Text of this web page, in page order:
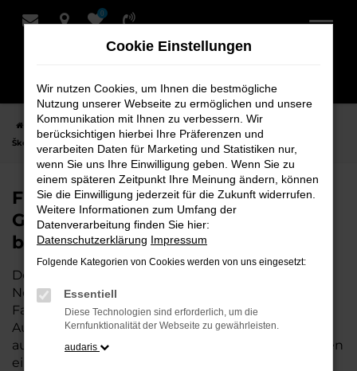
Zum
0
Startseite Nordenham Škoda Škoda Fabia
Finden Sie Ihren
Škoda Fabia Gebrauchtwagen für Nordenham bei Schmidt + Koch
Finden Sie Ihren Škoda Fabia
Gebrauchtwagen für Nordenham
bei Schmidt + Koch
Der Škoda Fabia ist die perfekte Wahl für alle in
Nordenham, die ein zuverlässiges und modernes
Fahrzeug suchen.Mit seiner erstklassigen
Ausstattung, der niedrigen Laufleistung und der
ausgezeichneten Pflege ist dieser Gebrauchtwagen
eine kostengünstige Alternative zum Neuwagen,
Cookie Einstellungen
Wir nutzen Cookies, um Ihnen die bestmögliche
Nutzung unserer Webseite zu ermöglichen und unsere
Kommunikation mit Ihnen zu verbessern. Wir
berücksichtigen hierbei Ihre Präferenzen und
verarbeiten Daten für Marketing und Statistiken nur,
wenn Sie uns Ihre Einwilligung geben. Wenn Sie zu
einem späteren Zeitpunkt Ihre Meinung ändern, können
Sie die Einwilligung jederzeit für die Zukunft widerrufen.
Weitere Informationen zum Umfang der
Datenverarbeitung finden Sie hier:
Datenschutzerklärung Impressum
Folgende Kategorien von Cookies werden von uns eingesetzt:
Essentiell
Diese Technologien sind erforderlich, um die
Kernfunktionalität der Webseite zu gewährleisten.
audaris